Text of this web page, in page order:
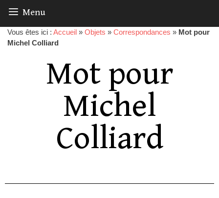
Menu
Vous êtes ici : Accueil » Objets » Correspondances » Mot pour
Michel Colliard
Mot pour
Michel
Colliard